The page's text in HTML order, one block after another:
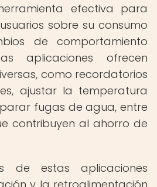
efectiva para
sobre su consumo
de comportamiento
aplicaciones ofrecen
como recordatorios
ajustar la temperatura
fugas de agua, entre
contribuyen al ahorro de
de estas aplicaciones